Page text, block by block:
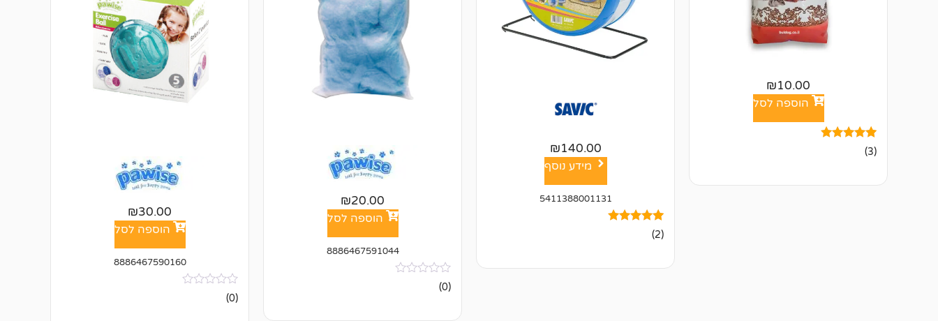
₪10.00
הוספה לסל
מדורגים
5.00
3(3)
₪140.00
מידע נוסף
5411388001131
מדורגים
5.00
2(2)
₪20.00
הוספה לסל
8886467591044
אין
ביקורות
(0)
₪30.00
הוספה לסל
8886467590160
אין
ביקורות
(0)